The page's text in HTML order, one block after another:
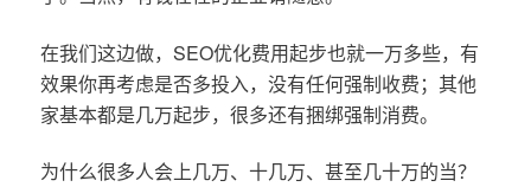
在我们这边做，SEO优化费用起步也就一万多些，有
效果你再考虑是否多投入，没有任何强制收费；其他
家基本都是几万起步，很多还有捆绑强制消费。
为什么很多人会上几万、十几万、甚至几十万的当？